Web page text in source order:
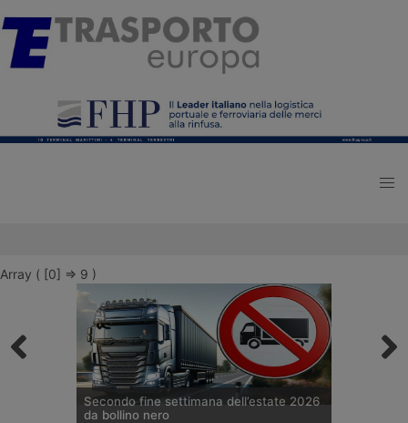
Array ( [0] => 9 )
Secondo fine settimana dell’estate 2026
da bollino nero